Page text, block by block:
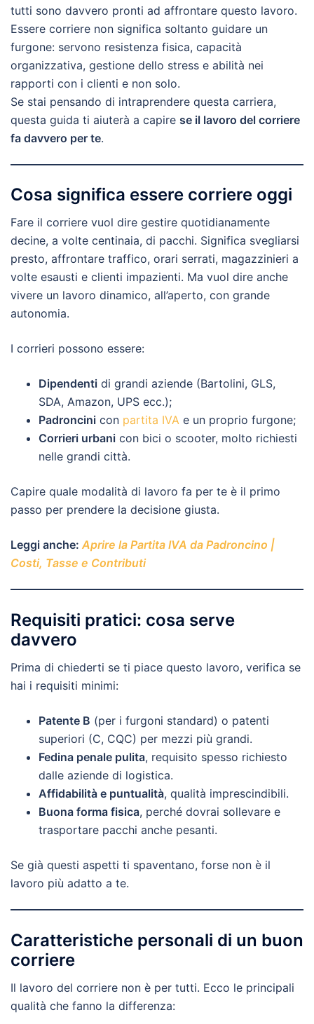
tutti sono davvero pronti ad affrontare questo lavoro.
Essere corriere non significa soltanto guidare un
furgone: servono resistenza fisica, capacità
organizzativa, gestione dello stress e abilità nei
rapporti con i clienti e non solo.
Se stai pensando di intraprendere questa carriera,
questa guida ti aiuterà a capire se il lavoro del corriere
fa davvero per te.
Cosa significa essere corriere oggi
Fare il corriere vuol dire gestire quotidianamente
decine, a volte centinaia, di pacchi. Significa svegliarsi
presto, affrontare traffico, orari serrati, magazzinieri a
volte esausti e clienti impazienti. Ma vuol dire anche
vivere un lavoro dinamico, all’aperto, con grande
autonomia.
I corrieri possono essere:
Dipendenti di grandi aziende (Bartolini, GLS,
SDA, Amazon, UPS ecc.);
Padroncini con partita IVA e un proprio furgone;
Corrieri urbani con bici o scooter, molto richiesti
nelle grandi città.
Capire quale modalità di lavoro fa per te è il primo
passo per prendere la decisione giusta.
Leggi anche: Aprire la Partita IVA da Padroncino |
Costi, Tasse e Contributi
Requisiti pratici: cosa serve
davvero
Prima di chiederti se ti piace questo lavoro, verifica se
hai i requisiti minimi:
Patente B (per i furgoni standard) o patenti
superiori (C, CQC) per mezzi più grandi.
Fedina penale pulita, requisito spesso richiesto
dalle aziende di logistica.
Affidabilità e puntualità, qualità imprescindibili.
Buona forma fisica, perché dovrai sollevare e
trasportare pacchi anche pesanti.
Se già questi aspetti ti spaventano, forse non è il
lavoro più adatto a te.
Caratteristiche personali di un buon
corriere
Il lavoro del corriere non è per tutti. Ecco le principali
qualità che fanno la differenza: